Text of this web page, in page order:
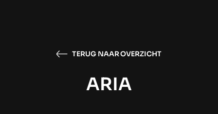
TERUG NAAR OVERZICHT
ARIA